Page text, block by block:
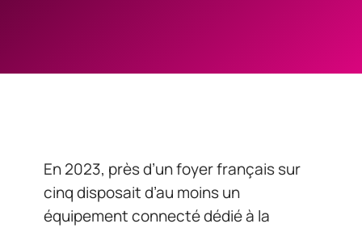
En 2023, près d’un foyer français sur
cinq disposait d’au moins un
équipement connecté dédié à la